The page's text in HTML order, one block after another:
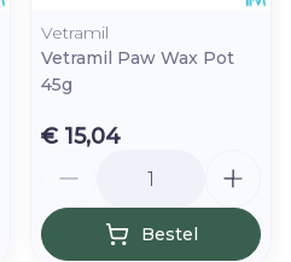
Vetramil
Vetramil Paw Wax Pot
45g
€ 15,04
Bestel